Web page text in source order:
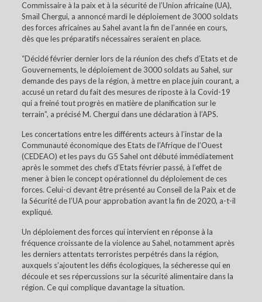
Commissaire à la paix et à la sécurité de l’Union africaine (UA),
Smaïl Chergui, a annoncé mardi le déploiement de 3000 soldats
des forces africaines au Sahel avant la fin de l’année en cours,
dès que les préparatifs nécessaires seraient en place.
“Décidé février dernier lors de la réunion des chefs d’Etats et de
Gouvernements, le déploiement de 3000 soldats au Sahel, sur
demande des pays de la région, à mettre en place juin courant, a
accusé un retard du fait des mesures de riposte à la Covid-19
qui a freiné tout progrès en matière de planification sur le
terrain”, a précisé M. Chergui dans une déclaration à l’APS.
Les concertations entre les différents acteurs à l’instar de la
Communauté économique des Etats de l’Afrique de l’Ouest
(CEDEAO) et les pays du G5 Sahel ont débuté immédiatement
après le sommet des chefs d’Etats février passé, à l’effet de
mener à bien le concept opérationnel du déploiement de ces
forces. Celui-ci devant être présenté au Conseil de la Paix et de
la Sécurité de l’UA pour approbation avant la fin de 2020, a-t-il
expliqué.
Un déploiement des forces qui intervient en réponse à la
fréquence croissante de la violence au Sahel, notamment après
les derniers attentats terroristes perpétrés dans la région,
auxquels s’ajoutent les défis écologiques, la sécheresse qui en
découle et ses répercussions sur la sécurité alimentaire dans la
région. Ce qui complique davantage la situation.